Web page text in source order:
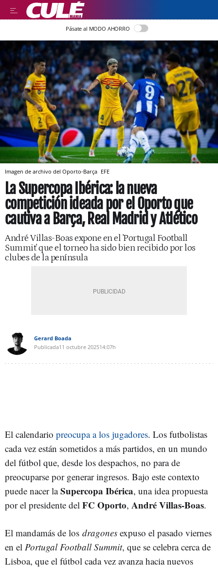
Pásate al MODO AHORRO
Imagen de archivo del Oporto-Barça EFE
La Supercopa Ibérica: la nueva
competición ideada por el Oporto que
cautiva a Barça, Real Madrid y Atlético
André Villas-Boas expone en el 'Portugal Football
Summit' que el torneo ha sido bien recibido por los
clubes de la península
Gerard Boada
Publicada11 octubre 202514:07h
El calendario preocupa a los jugadores. Los futbolistas
cada vez están sometidos a más partidos, en un mundo
del fútbol que, desde los despachos, no para de
preocuparse por generar ingresos. Bajo este contexto
puede nacer laSupercopa Ibérica, una idea propuesta
por el presidente del FC Oporto, André Villas-Boas.
El mandamás de los dragones expuso el pasado viernes
en el Portugal Football Summit, que se celebra cerca de
Lisboa, que el fútbol cada vez avanza hacia nuevos